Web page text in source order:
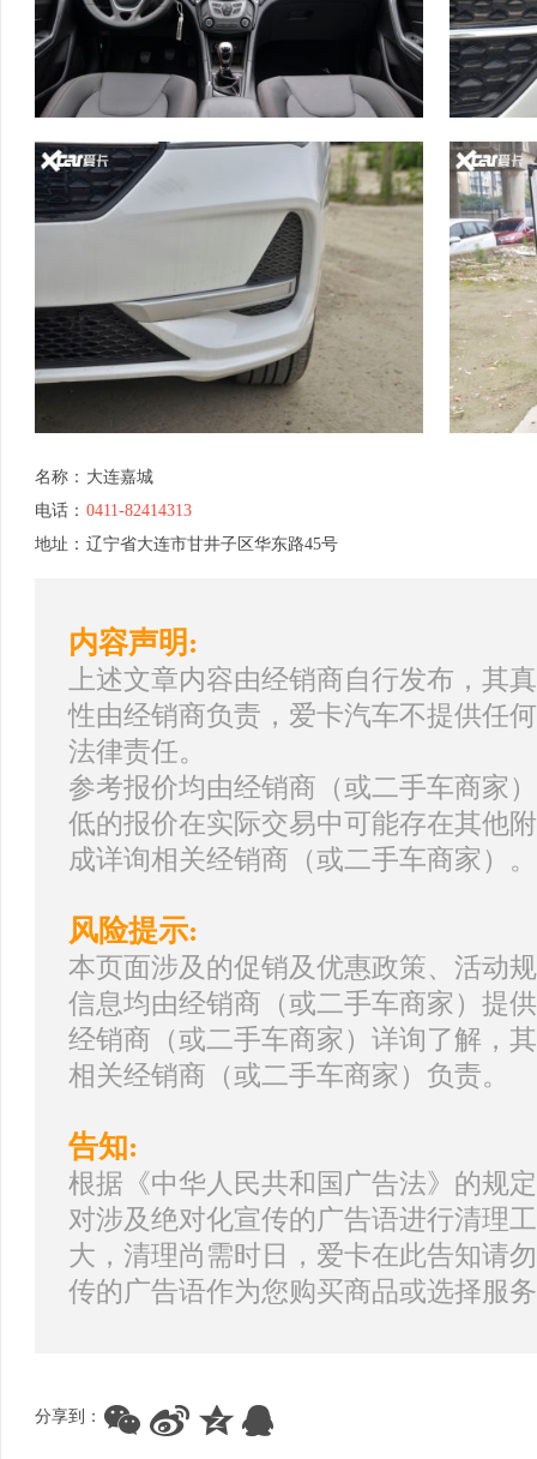
名称： 大连嘉城
电话： 0411-82414313
地址： 辽宁省大连市甘井子区华东路45号
内容声明:
上述文章内容由经销商自行发布，其
性由经销商负责，爱卡汽车不提供任
法律责任。
参考报价均由经销商（或二手车商家
低的报价在实际交易中可能存在其他
成详询相关经销商（或二手车商家）。
风险提示:
本页面涉及的促销及优惠政策、活动
信息均由经销商（或二手车商家）提
经销商（或二手车商家）详询了解，
相关经销商（或二手车商家）负责。
告知:
根据《中华人民共和国广告法》的规
对涉及绝对化宣传的广告语进行清理
大，清理尚需时日，爱卡在此告知请
传的广告语作为您购买商品或选择服
分享到：